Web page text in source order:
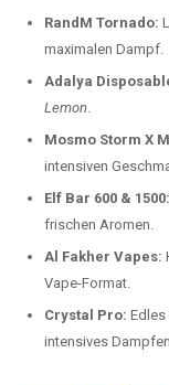
RandM Tornado:
maximalen Dampf.
Adalya
Lemon.
Mosmo Storm X
intensiven
Elf Bar 600 & 1500:
frischen Aromen.
Al Fakher Vapes:
Vape-Format.
Crystal Pro:
intensives